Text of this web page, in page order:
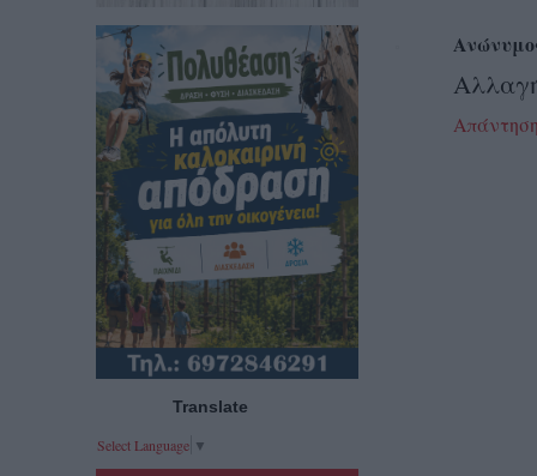
Translate
Select Language ▼